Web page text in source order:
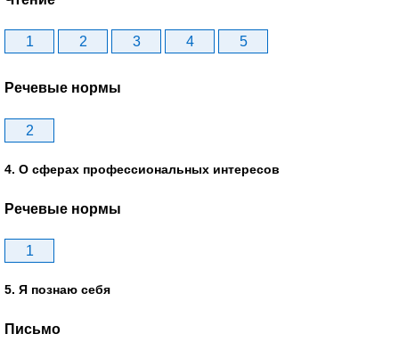
1 2 3 4 5
Речевые нормы
2
4. О сферах профессиональных интересов
Речевые нормы
1
5. Я познаю себя
Письмо